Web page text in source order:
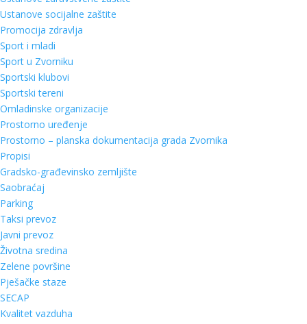
Ustanove socijalne zaštite
Promocija zdravlja
Sport i mladi
Sport u Zvorniku
Sportski klubovi
Sportski tereni
Omladinske organizacije
Prostorno uređenje
Prostorno – planska dokumentacija grada Zvornika
Propisi
Gradsko-građevinsko zemljište
Saobraćaj
Parking
Taksi prevoz
Javni prevoz
Životna sredina
Zelene površine
Pješačke staze
SECAP
Kvalitet vazduha